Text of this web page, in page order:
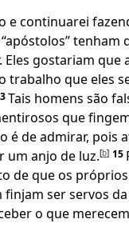
e continuarei
tenham
gostariam que
trabalho que eles
Tais homens são
que
é de admirar, pois
um anjo de luz.[b] 15
de que os
finjam ser servos
o que